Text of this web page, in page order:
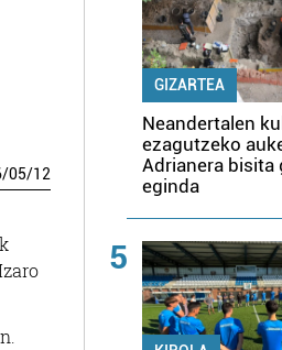
/05/12
GIZARTEA
Neandertalen
ezagutzeko
Adrianera bisita
eginda
5